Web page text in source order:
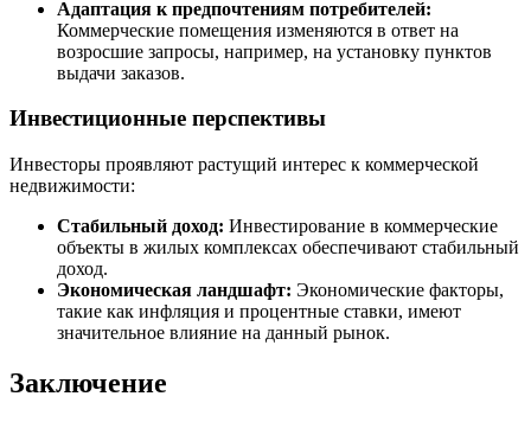
Адаптация к предпочтениям потребителей:
Коммерческие помещения изменяются в ответ на
возросшие запросы, например, на установку пунктов
выдачи заказов.
Инвестиционные перспективы
Инвесторы проявляют растущий интерес к коммерческой
недвижимости:
Стабильный доход: Инвестирование в коммерческие
объекты в жилых комплексах обеспечивают стабильный
доход.
Экономическая ландшафт: Экономические факторы,
такие как инфляция и процентные ставки, имеют
значительное влияние на данный рынок.
Заключение